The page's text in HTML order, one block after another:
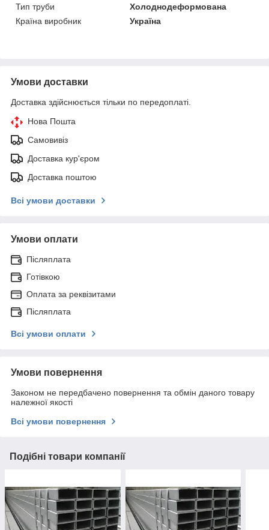
Тип труби
Холоднодеформована
Країна виробник
Україна
Умови доставки
Доставка здійснюється тільки по передоплаті.
Нова Пошта
Самовивіз
Доставка кур'єром
Доставка поштою
Всі умови доставки
Умови оплати
Післяплата
Готівкою
Оплата за реквізитами
Післяплата
Всі умови оплати
Умови повернення
Законом не передбачено повернення та обмін даного товару
належної якості
Всі умови повернення
Подібні товари компанії